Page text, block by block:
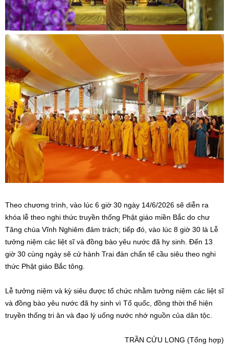
Theo chương trình, vào lúc 6 giờ 30 ngày 14/6/2026 sẽ diễn ra
khóa lễ theo nghi thức truyền thống Phật giáo miền Bắc do chư
Tăng chùa Vĩnh Nghiêm đảm trách; tiếp đó, vào lúc 8 giờ 30 là Lễ
tưởng niệm các liệt sĩ và đồng bào yêu nước đã hy sinh. Đến 13
giờ 30 cùng ngày sẽ cử hành Trai đàn chẩn tế cầu siêu theo nghi
thức Phật giáo Bắc tông.
Lễ tưởng niệm và kỳ siêu được tổ chức nhằm tưởng niệm các liệt sĩ
và đồng bào yêu nước đã hy sinh vì Tổ quốc, đồng thời thể hiện
truyền thống tri ân và đạo lý uống nước nhớ nguồn của dân tộc.
TRẦN CỬU LONG (Tổng hợp)